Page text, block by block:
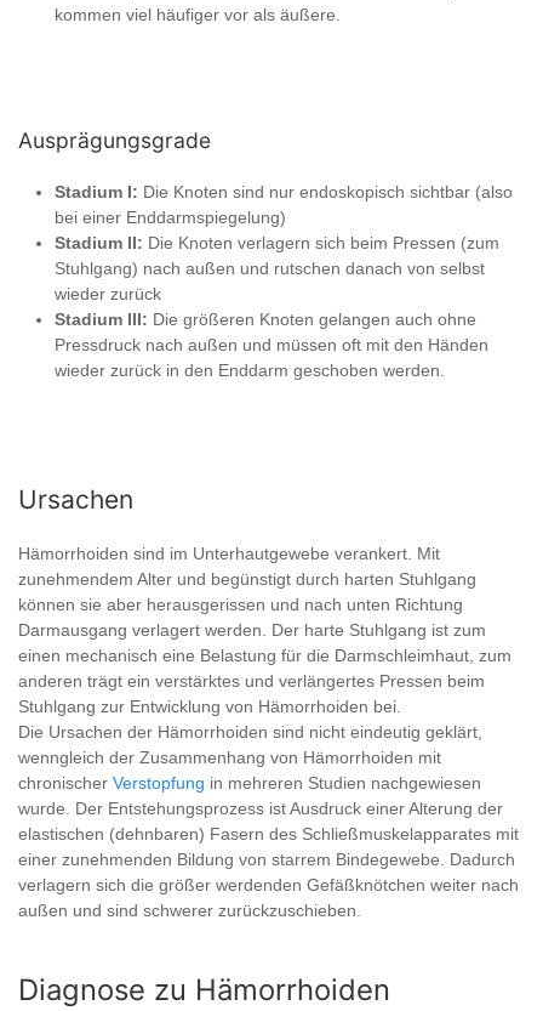
kommen viel häufiger vor als äußere.
Ausprägungsgrade
Stadium I: Die Knoten sind nur endoskopisch sichtbar (also
bei einer Enddarmspiegelung)
Stadium II: Die Knoten verlagern sich beim Pressen (zum
Stuhlgang) nach außen und rutschen danach von selbst
wieder zurück
Stadium III: Die größeren Knoten gelangen auch ohne
Pressdruck nach außen und müssen oft mit den Händen
wieder zurück in den Enddarm geschoben werden.
Ursachen
Hämorrhoiden sind im Unterhautgewebe verankert. Mit
zunehmendem Alter und begünstigt durch harten Stuhlgang
können sie aber herausgerissen und nach unten Richtung
Darmausgang verlagert werden. Der harte Stuhlgang ist zum
einen mechanisch eine Belastung für die Darmschleimhaut, zum
anderen trägt ein verstärktes und verlängertes Pressen beim
Stuhlgang zur Entwicklung von Hämorrhoiden bei.
Die Ursachen der Hämorrhoiden sind nicht eindeutig geklärt,
wenngleich der Zusammenhang von Hämorrhoiden mit
chronischer Verstopfung in mehreren Studien nachgewiesen
wurde. Der Entstehungsprozess ist Ausdruck einer Alterung der
elastischen (dehnbaren) Fasern des Schließmuskelapparates mit
einer zunehmenden Bildung von starrem Bindegewebe. Dadurch
verlagern sich die größer werdenden Gefäßknötchen weiter nach
außen und sind schwerer zurückzuschieben.
Diagnose zu Hämorrhoiden